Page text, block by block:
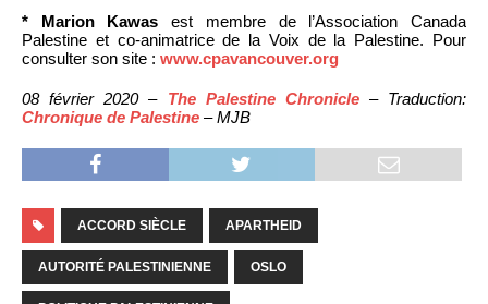
* Marion Kawas est membre de l’Association Canada
Palestine et co-animatrice de la Voix de la Palestine. Pour
consulter son site : www.cpavancouver.org
08 février 2020 – The Palestine Chronicle– Traduction:
Chronique de Palestine – MJB
ACCORD SIÈCLE APARTHEID
AUTORITÉ PALESTINIENNE OSLO